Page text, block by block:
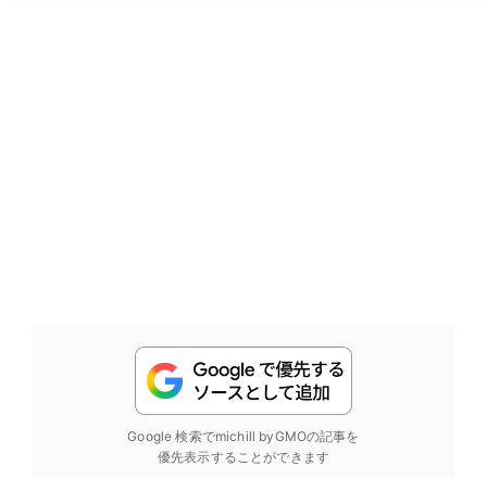
Google 検索でmichill byGMOの記事を
優先表示することができます